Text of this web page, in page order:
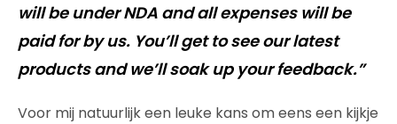
will be under NDA and all expenses will be
paid for by us. You’ll get to see our latest
products and we’ll soak up your feedback.”
Voor mij natuurlijk een leuke kans om eens een kijkje